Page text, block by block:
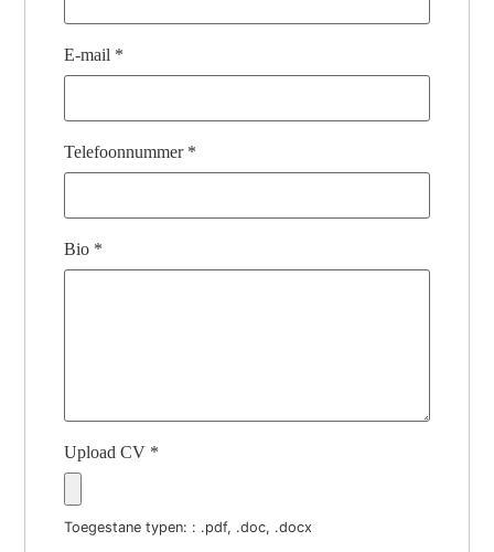
E-mail *
Telefoonnummer *
Bio *
Upload CV *
Toegestane typen: : .pdf, .doc, .docx